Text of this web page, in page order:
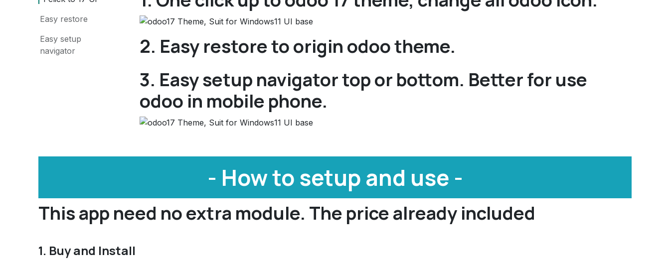
Easy restore
Easy setup
navigator
2. Easy restore to origin odoo theme.
3. Easy setup navigator top or bottom. Better for use
odoo in mobile phone.
- How to setup and use -
This app need no extra module. The price already included
1. Buy and Install